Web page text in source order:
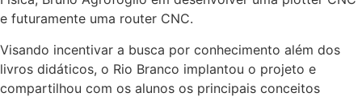
e futuramente uma router CNC.
Visando incentivar a busca por conhecimento além dos
livros didáticos, o Rio Branco implantou o projeto e
compartilhou com os alunos os principais conceitos